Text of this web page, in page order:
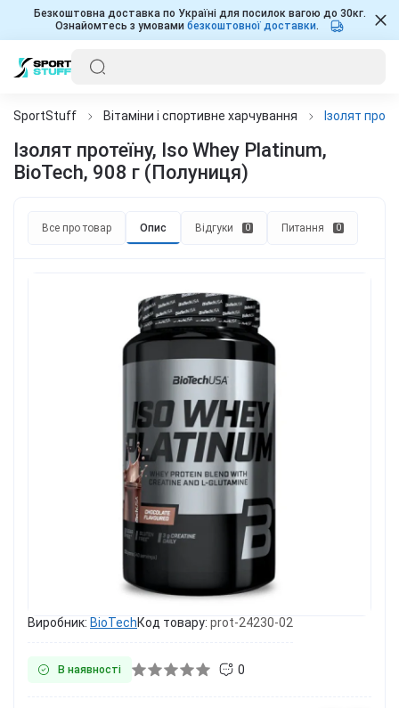
Безкоштовна доставка по Україні для посилок вагою до 30кг.
Ознайомтесь з умовами безкоштовної доставки.
SportStuff Вітаміни і спортивне харчування Ізолят
Ізолят протеїну, Iso Whey Platinum,
BioTech, 908 г (Полуниця)
Все про товар Опис Відгуки 0 Питання 0
Виробник: BioTechКод товару: prot-24230-02
В наявності 0